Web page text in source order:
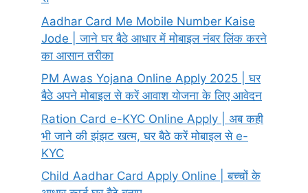
Aadhar Card Me Mobile Number Kaise
Jode | जाने घर बैठे आधार में मोबाइल नंबर लिंक करने
का आसान तरीका
PM Awas Yojana Online Apply 2025 | घर
बैठे अपने मोबाइल से करें आवाश योजना के लिए आवेदन
Ration Card e-KYC Online Apply | अब कही
भी जाने की झंझट खत्म, घर बैठे करें मोबाइल से e-
KYC
Child Aadhar Card Apply Online | बच्चों के